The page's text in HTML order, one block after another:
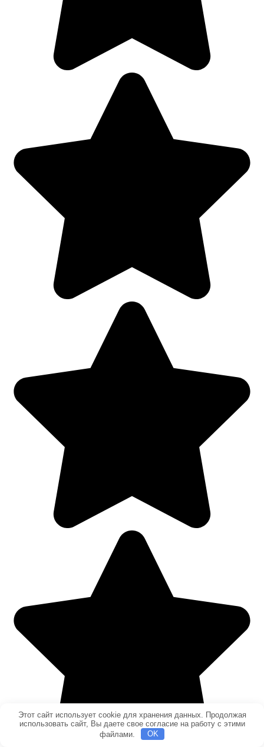
Этот сайт использует cookie для хранения данных. Продолжая
использовать сайт, Вы даете свое согласие на работу с этими
файлами.
OK